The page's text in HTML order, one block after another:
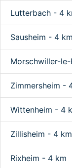
Lutterbach - 4
Sausheim - 4 km
Morschwiller-
Zimmersheim -
Wittenheim - 4
Zillisheim - 4 km
Rixheim - 4 km